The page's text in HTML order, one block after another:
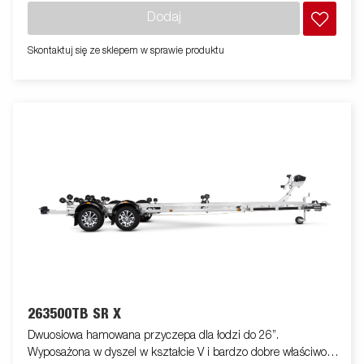
wewnątrz podwozia przyczepy. Wodoodporne łożyska kół
wciągarki są łatwo regulowane, aby mogły dopasować się do
kabel.Zdjęcia służą wyłącznie do celów poglądowych i mogą
pokazywać opcjonalne wyposażenie.
Dodaj
Skontaktuj się ze sklepem w sprawie produktu
263500TB SR X
Dwuosiowa hamowana przyczepa dla łodzi do 26”.
Wyposażona w dyszel w kształcie V i bardzo dobre właściwości